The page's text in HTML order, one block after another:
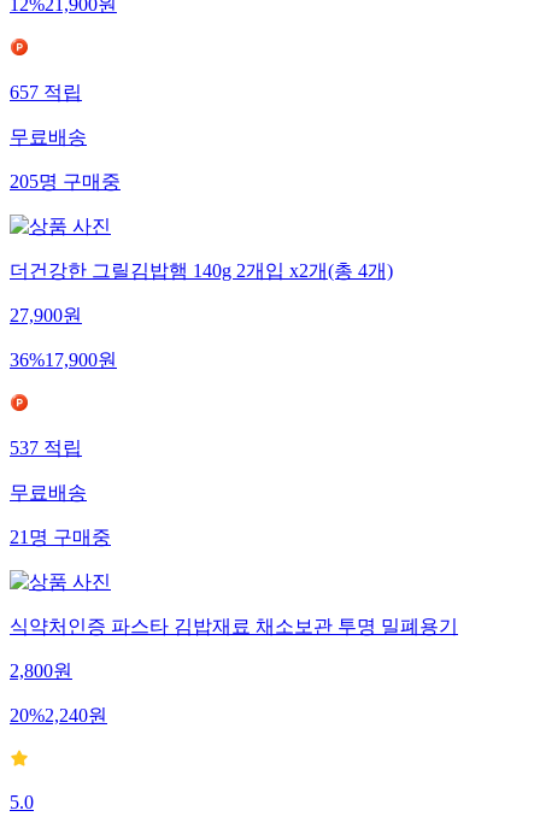
12%21,900원
657적립
무료배송
205명구매중
더건강한 그릴김밥햄 140g 2개입 x2개(총 4개)
27,900원
36%17,900원
537적립
무료배송
21명구매중
식약처인증 파스타 김밥재료 채소보관 투명 밀폐용기
2,800원
20%2,240원
5.0